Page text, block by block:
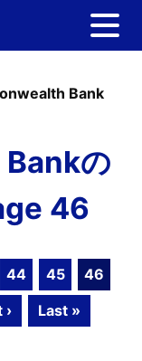
Bank
の
46
44 45
46
› Last »